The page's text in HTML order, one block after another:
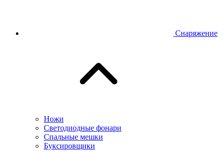
Снаряжение
Ножи
Светодиодные фонари
Спальные мешки
Буксировщики